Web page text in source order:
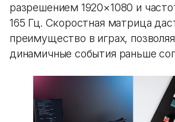
разрешением 1920×1080 и
165 Гц. Скоростная матрица
преимущество в играх,
динамичные события раньше